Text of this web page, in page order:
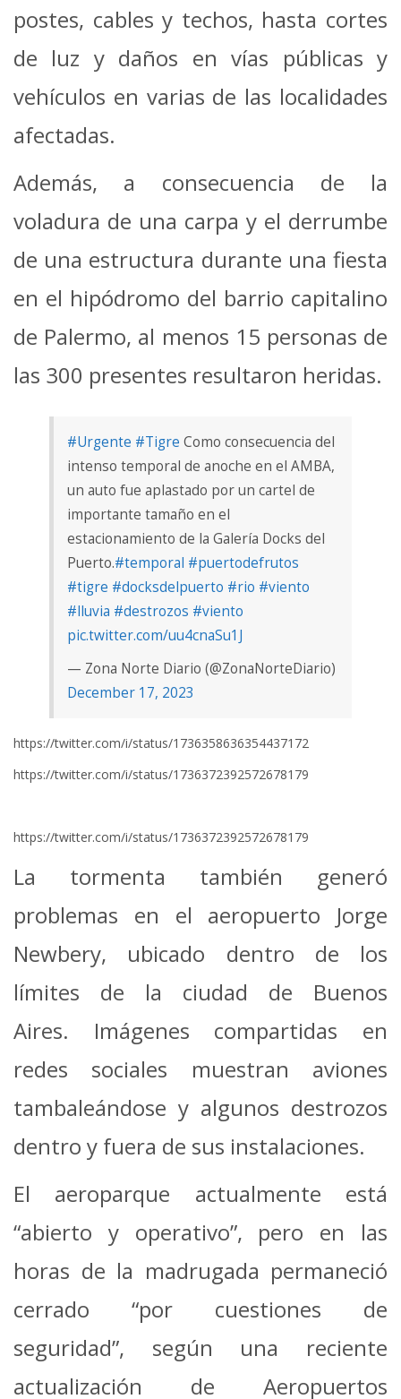
postes, cables y techos, hasta cortes
de luz y daños en vías públicas y
vehículos en varias de las localidades
afectadas.
Además, a consecuencia de la
voladura de una carpa y el derrumbe
de una estructura durante una fiesta
en el hipódromo del barrio capitalino
de Palermo, al menos 15 personas de
las 300 presentes resultaron heridas.
#Urgente #Tigre Como consecuencia del
intenso temporal de anoche en el AMBA,
un auto fue aplastado por un cartel de
importante tamaño en el
estacionamiento de la Galería Docks del
Puerto.#temporal #puertodefrutos
#tigre #docksdelpuerto #rio #viento
#lluvia #destrozos #viento
pic.twitter.com/uu4cnaSu1J
— Zona Norte Diario (@ZonaNorteDiario)
December 17, 2023
https://twitter.com/i/status/1736358636354437172
https://twitter.com/i/status/1736372392572678179
https://twitter.com/i/status/1736372392572678179
La tormenta también generó
problemas en el aeropuerto Jorge
Newbery, ubicado dentro de los
límites de la ciudad de Buenos
Aires. Imágenes compartidas en
redes sociales muestran aviones
tambaleándose y algunos destrozos
dentro y fuera de sus instalaciones.
El aeroparque actualmente está
“abierto y operativo”, pero en las
horas de la madrugada permaneció
cerrado “por cuestiones de
seguridad”, según una reciente
actualización de Aeropuertos